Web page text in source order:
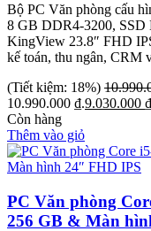
Bộ PC Văn phòng cấu
8 GB DDR4-3200, SSD
KingView 23.8″ FHD
kế toán, thu ngân, CRM
(Tiết kiệm: 18%)
10.990.000 ₫.9.030.000 ₫
Còn hàng
Thêm vào giỏ
PC Văn phòng
256 GB & Màn